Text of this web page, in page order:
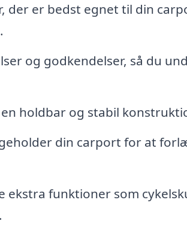
der er bedst egnet til din
og godkendelser, så du
holdbar og stabil
din carport for at
ekstra funktioner som